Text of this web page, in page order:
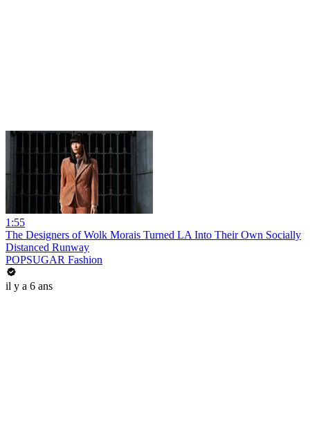
1:55
The Designers of Wolk Morais Turned LA Into Their Own Socially
Distanced Runway
POPSUGAR Fashion
il y a 6 ans